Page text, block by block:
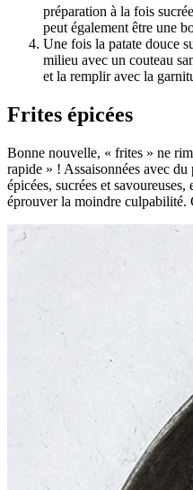
préparation à la fois
peut également être une
Une fois la patate douce
milieu avec un couteau
et la remplir avec la
Frites épicées
Bonne nouvelle, « frites » ne
rapide » ! Assaisonnées avec
épicées, sucrées et
éprouver la moindre culpabilité.